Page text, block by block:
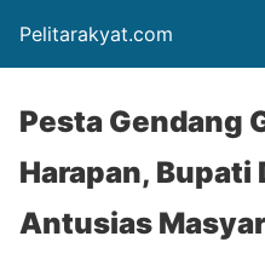
Pelitarakyat.com
Pesta Gendang
Harapan, Bupati
Antusias